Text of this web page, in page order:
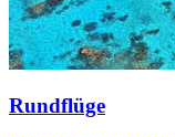
Rundflüge